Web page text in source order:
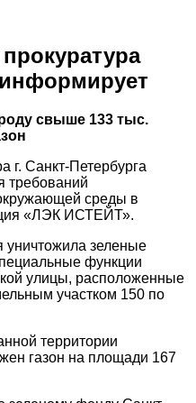
свыше 133 тыс.
г. Санкт-Петербурга
требований
среды в
«ЛЭК ИСТЕЙТ».
уничтожила зеленые
функции
улицы, расположенные
участком 150 по
территории
газон на площади 167